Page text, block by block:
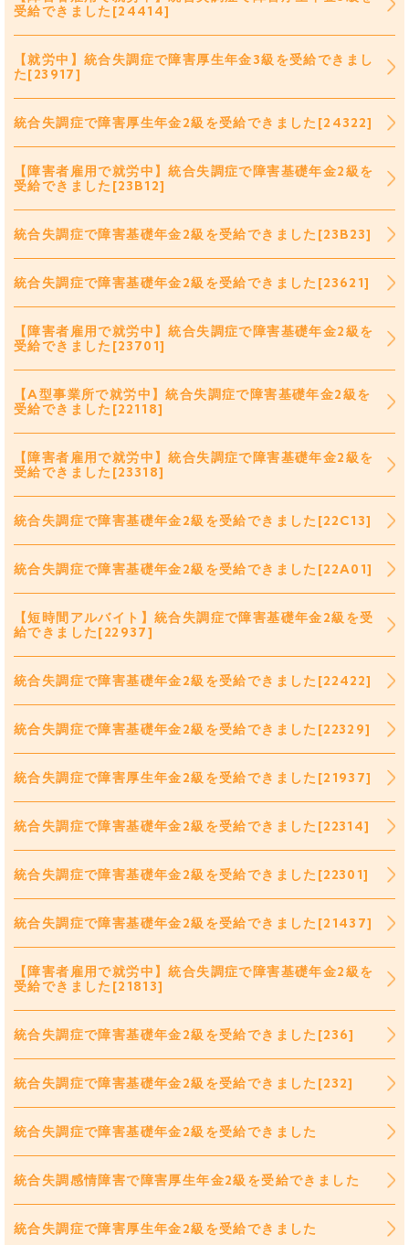
受給できました[24414]
【就労中】統合失調症で障害厚生年金3級を受給できまし
た[23917]
統合失調症で障害厚生年金2級を受給できました[24322]
【障害者雇用で就労中】統合失調症で障害基礎年金2級を
受給できました[23B12]
統合失調症で障害基礎年金2級を受給できました[23B23]
統合失調症で障害基礎年金2級を受給できました[23621]
【障害者雇用で就労中】統合失調症で障害基礎年金2級を
受給できました[23701]
【A型事業所で就労中】統合失調症で障害基礎年金2級を
受給できました[22118]
【障害者雇用で就労中】統合失調症で障害基礎年金2級を
受給できました[23318]
統合失調症で障害基礎年金2級を受給できました[22C13]
統合失調症で障害基礎年金2級を受給できました[22A01]
【短時間アルバイト】統合失調症で障害基礎年金2級を受
給できました[22937]
統合失調症で障害基礎年金2級を受給できました[22422]
統合失調症で障害基礎年金2級を受給できました[22329]
統合失調症で障害厚生年金2級を受給できました[21937]
統合失調症で障害基礎年金2級を受給できました[22314]
統合失調症で障害基礎年金2級を受給できました[22301]
統合失調症で障害基礎年金2級を受給できました[21437]
【障害者雇用で就労中】統合失調症で障害基礎年金2級を
受給できました[21813]
統合失調症で障害基礎年金2級を受給できました[236]
統合失調症で障害基礎年金2級を受給できました[232]
統合失調症で障害基礎年金2級を受給できました
統合失調感情障害で障害厚生年金2級を受給できました
統合失調症で障害厚生年金2級を受給できました